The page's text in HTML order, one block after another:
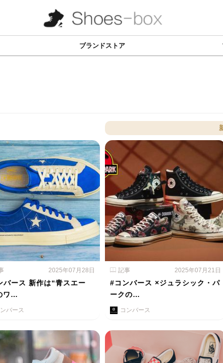
ブランドストア
2025年07月28日
バース 新作は“青スエー
ワ…
バース
記事 2025年07月21日
#コンバース ×ジュラシック・パ
ークの…
コンバース